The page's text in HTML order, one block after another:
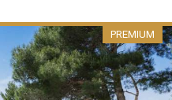
PREMIUM